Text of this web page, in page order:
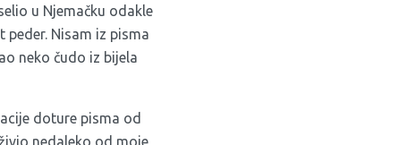
u Njemačku odakle
peder. Nisam iz pisma
neko čudo iz bijela
doture pisma od
nedaleko od moje